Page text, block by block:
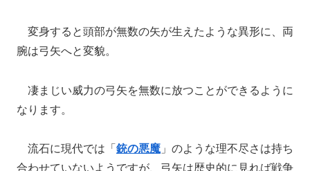
変身すると頭部が無数の矢が生えたような異形に、両
腕は弓矢へと変貌。
凄まじい威力の弓矢を無数に放つことができるように
なります。
流石に現代では「銃の悪魔」のような理不尽さは持ち
合わせていないようですが、弓矢は歴史的に見れば戦争